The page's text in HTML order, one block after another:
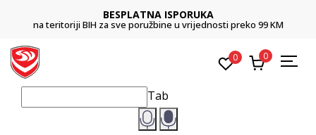
BESPLATNA ISPORUKA
na teritoriji BIH za sve poružbine u vrijednosti preko 99 KM
0 0
Tab